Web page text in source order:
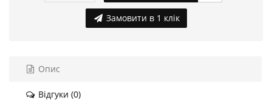
Замовити в 1 клік
Опис
Відгуки (0)